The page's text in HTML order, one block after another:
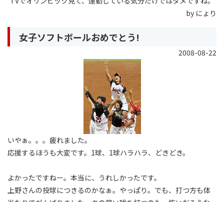
by にょり
女子ソフトボールおめでとう!
2008-08-22
いやぁ。。。疲れました。
応援するほうも大変です。1球、1球ハラハラ、どきどき。
よかったですねー。本当に、うれしかったです。
上野さんの投球につきるのかなぁ。やっぱり。でも、打つ方も体